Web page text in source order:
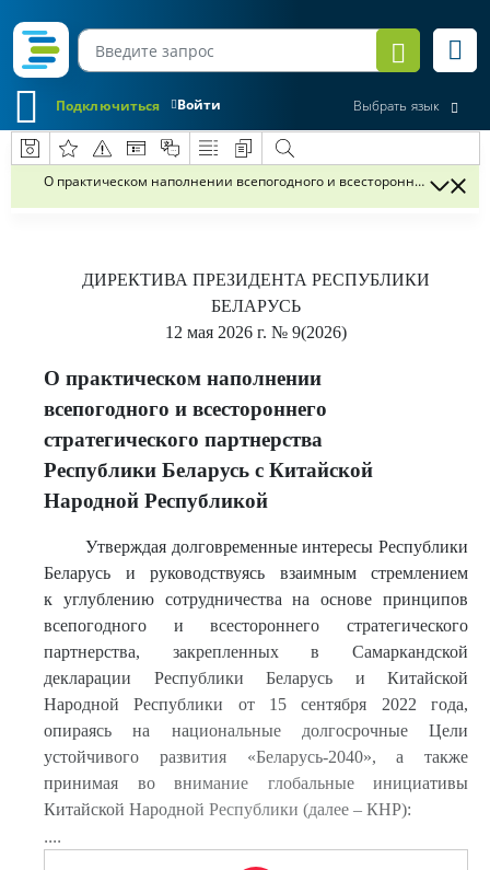
Войти
Подключиться Выбрать язык
О практическом наполнении всепогодного и всестороннего
ДИРЕКТИВА ПРЕЗИДЕНТА РЕСПУБЛИКИ
БЕЛАРУСЬ
12 мая 2026 г. № 9(2026)
О практическом наполнении
всепогодного и всестороннего
стратегического партнерства
Республики Беларусь с Китайской
Народной Республикой
Утверждая долговременные интересы Республики
Беларусь и руководствуясь взаимным стремлением
к углублению сотрудничества на основе принципов
всепогодного и всестороннего стратегического
партнерства, закрепленных в Самаркандской
декларации Республики Беларусь и Китайской
Народной Республики от 15 сентября 2022 года,
опираясь на национальные долгосрочные Цели
устойчивого развития «Беларусь-2040», а также
принимая во внимание глобальные инициативы
Китайской Народной Республики (далее – КНР):
....